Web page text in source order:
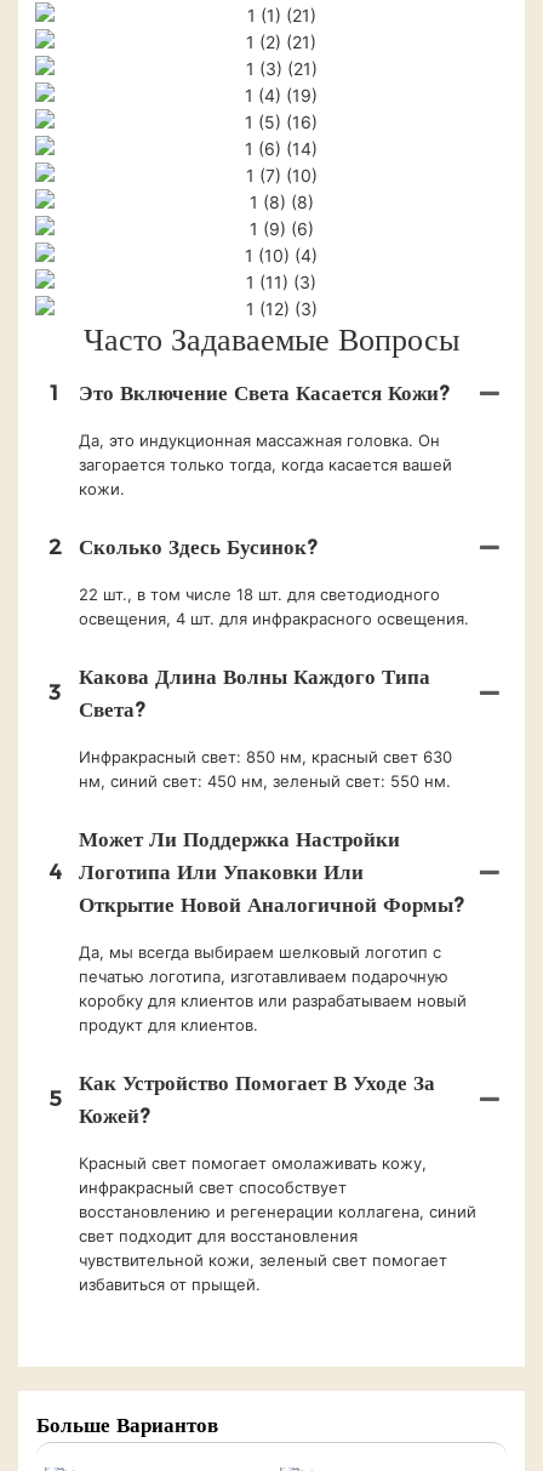
Часто Задаваемые Вопросы
1 Это Включение Света Касается Кожи?
Да, это индукционная массажная головка. Он
загорается только тогда, когда касается вашей
кожи.
2 Сколько Здесь Бусинок?
22 шт., в том числе 18 шт. для светодиодного
освещения, 4 шт. для инфракрасного освещения.
3
Какова Длина Волны Каждого Типа
Света?
Инфракрасный свет: 850 нм, красный свет 630
нм, синий свет: 450 нм, зеленый свет: 550 нм.
4
Может Ли Поддержка Настройки
Логотипа Или Упаковки Или
Открытие Новой Аналогичной Формы?
Да, мы всегда выбираем шелковый логотип с
печатью логотипа, изготавливаем подарочную
коробку для клиентов или разрабатываем новый
продукт для клиентов.
5
Как Устройство Помогает В Уходе За
Кожей?
Красный свет помогает омолаживать кожу,
инфракрасный свет способствует
восстановлению и регенерации коллагена, синий
свет подходит для восстановления
чувствительной кожи, зеленый свет помогает
избавиться от прыщей.
Больше Вариантов